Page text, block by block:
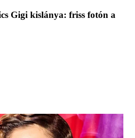
Gigi kislánya: friss fotón a